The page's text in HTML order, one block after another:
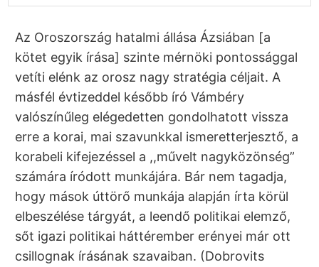
Az Oroszország hatalmi állása Ázsiában [a
kötet egyik írása] szinte mérnöki pontossággal
vetíti elénk az orosz nagy stratégia céljait. A
másfél évtizeddel később író Vámbéry
valószínűleg elégedetten gondolhatott vissza
erre a korai, mai szavunkkal ismeretterjesztő, a
korabeli kifejezéssel a ,,művelt nagyközönség”
számára íródott munkájára. Bár nem tagadja,
hogy mások úttörő munkája alapján írta körül
elbeszélése tárgyát, a leendő politikai elemző,
sőt igazi politikai háttérember erényei már ott
csillognak írásának szavaiban. (Dobrovits